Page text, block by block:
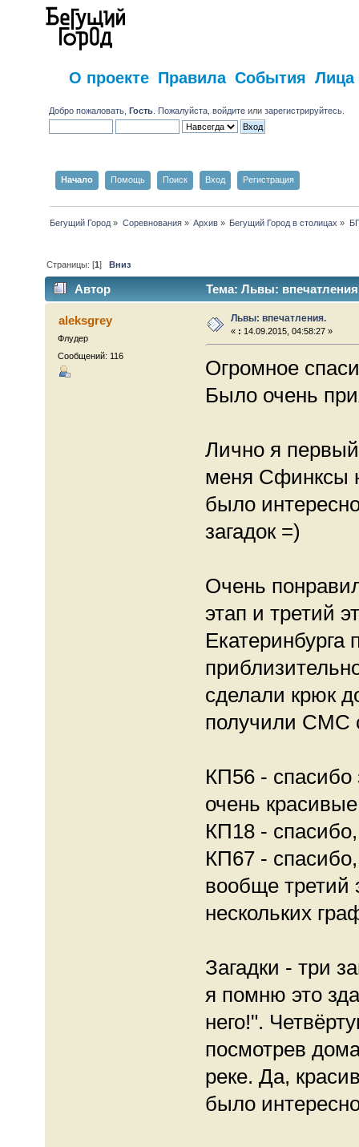
О проекте Правила События Лица
Добро пожаловать,Гость . Пожалуйста,войдите илизарегистрируйтесь
Начало Помощь Поиск Вход Регистрация
Бегущий Город » Соревнования» Архив » Бегущий Город в столицах »
Страницы: [1]Вниз
Автор Тема: Львы:
aleksgrey
Флудер
Сообщений: 116
Львы: впечатления.
« : 14.09.2015, 04:58:27 »
Огромное
Было очень
Лично я
меня Сфинксы
было
загадок =)
Очень
этап и третий
Екатеринбурга
сделали крюк
получили СМС
КП56 - спасибо
очень
КП18 -
КП67 -
вообще третий
нескольких
Загадки - три
я помню это
него!".
посмотрев
реке. Да,
было